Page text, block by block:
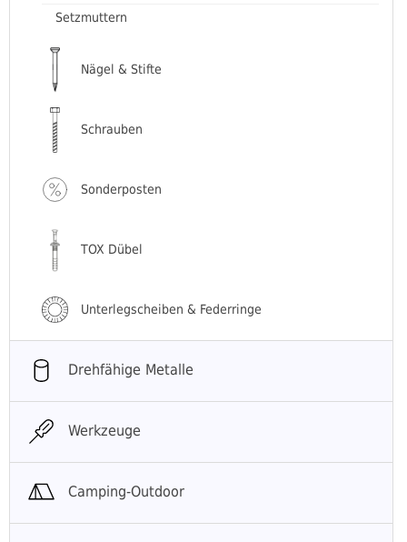
Setzmuttern
Nägel & Stifte
Schrauben
Sonderposten
TOX Dübel
Unterlegscheiben & Federringe
Drehfähige Metalle
Werkzeuge
Camping-Outdoor